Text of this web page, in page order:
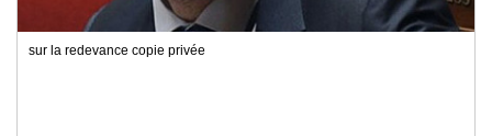
sur la redevance copie privée